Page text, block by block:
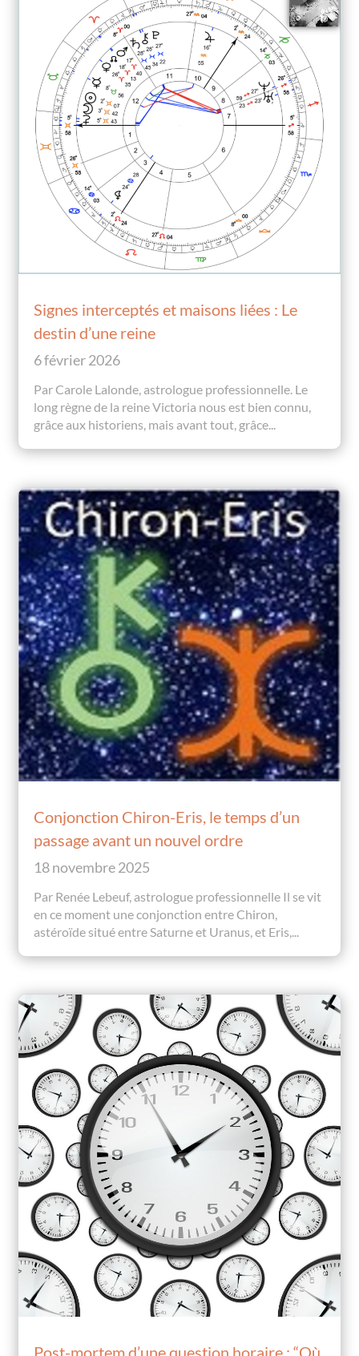
Signes interceptés et maisons liées : Le
destin d’une reine
6 février 2026
Par Carole Lalonde, astrologue professionnelle. Le
long règne de la reine Victoria nous est bien connu,
grâce aux historiens, mais avant tout, grâce...
Conjonction Chiron-Eris, le temps d’un
passage avant un nouvel ordre
18 novembre 2025
Par Renée Lebeuf, astrologue professionnelle Il se vit
en ce moment une conjonction entre Chiron,
astéroïde situé entre Saturne et Uranus, et Eris,...